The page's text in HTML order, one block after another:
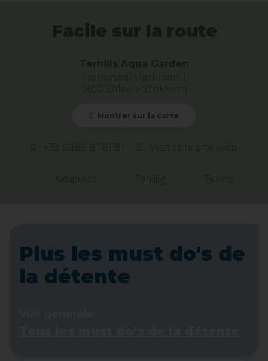
Facile sur la route
Terhills Aqua Garden
Nationaal Parklaan 1
3650 Dilsen-Stokkem
Montrer sur la carte
+32 (0)89 81 81 81 Visitez le site web
Kidsproof Parking Tickets
Plus les must do's de
la détente